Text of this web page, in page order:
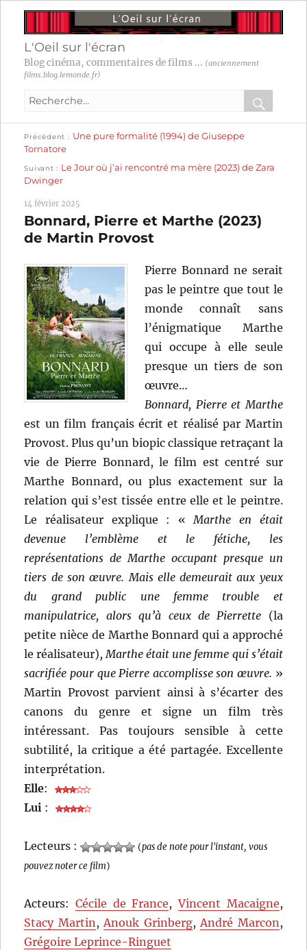
L'Oeil sur l'écran
Blog cinéma, commentaires de films ... (anciennement
films.blog.lemonde.fr)
Recherche
:
OK
Navigation
de
Précédent
précédente :
Une pure formalité (1994) de Giuseppe
Tornatore
Suivant
suivante :
Le Jour où j’ai rencontré ma mère (2023) de Zara
Dwinger
14 février 2025
Bonnard, Pierre et Marthe (2023)
de Martin Provost
Pierre Bonnard ne serait
pas le peintre que tout le
monde connaît sans
l’énigmatique Marthe
qui occupe à elle seule
presque un tiers de son
œuvre…
Bonnard, Pierre et Marthe
est un film français écrit et réalisé par Martin
Provost. Plus qu’un biopic classique retraçant la
vie de Pierre Bonnard, le film est centré sur
Marthe Bonnard, ou plus exactement sur la
relation qui s’est tissée entre elle et le peintre.
Le réalisateur explique : «Marthe en était
devenue l’emblème et le fétiche, les
représentations de Marthe occupant presque un
tiers de son œuvre. Mais elle demeurait aux yeux
du grand public une femme trouble et
manipulatrice, alors qu’à ceux de Pierrette (la
petite nièce de Marthe Bonnard qui a approché
le réalisateur), Marthe était une femme qui s’était
sacrifiée pour que Pierre accomplisse son œuvre. »
Martin Provost parvient ainsi à s’écarter des
canons du genre et signe un film très
intéressant. Pas toujours sensible à cette
subtilité, la critique a été partagée. Excellente
interprétation.
Elle:
Lui :
Lecteurs : (pas de note pour l'instant, vous
pouvez noter ce film)
Acteurs: Cécile de France,Vincent Macaigne,
Stacy Martin,Anouk Grinberg,André Marcon,
Grégoire Leprince-Ringuet